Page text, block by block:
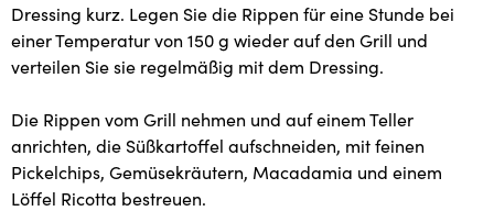
Dressing kurz. Legen Sie die Rippen für eine Stunde bei
einer Temperatur von 150 g wieder auf den Grill und
verteilen Sie sie regelmäßig mit dem Dressing.
Die Rippen vom Grill nehmen und auf einem Teller
anrichten, die Süßkartoffel aufschneiden, mit feinen
Pickelchips, Gemüsekräutern, Macadamia und einem
Löffel Ricotta bestreuen.